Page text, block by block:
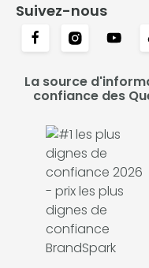
Suivez-nous
La source
confiance des